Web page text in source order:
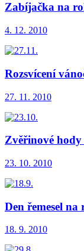
Zabíjačka na
4. 12. 2010
Rozsvícení
27. 11. 2010
Zvěřinové hody
23. 10. 2010
Den řemesel na
18. 9. 2010